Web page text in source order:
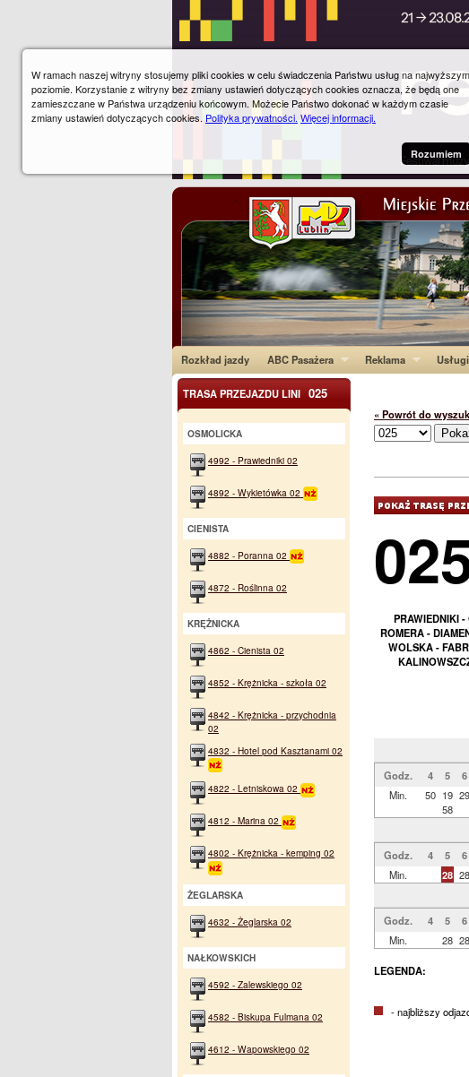
Rozkład jazdy ABC Pasażera Reklama Usługi
« Powrót do
PRAWIEDNIKI
ROMERA -
WOLSKA -
Godz.
4 5 6
Min.
50 19
58
29
Godz.
4 5 6
Min.
28 28
Godz.
4 5 6
Min.
28 28
LEGENDA:
- najbliższy
TRASA PRZEJAZDU LINI 025
OSMOLICKA
4992 - Prawiedniki 02
4892 - Wykietówka 02
CIENISTA
4882 - Poranna 02
4872 - Roślinna 02
KRĘŻNICKA
4862 - Cienista 02
4852 - Krężnicka - szkoła 02
4842 - Krężnicka - przychodnia
02
4832 - Hotel pod Kasztanami 02
4822 - Letniskowa 02
4812 - Marina 02
4802 - Krężnicka - kemping 02
ŻEGLARSKA
4632 - Żeglarska 02
NAŁKOWSKICH
4592 - Zalewskiego 02
4582 - Biskupa Fulmana 02
4612 - Wapowskiego 02
W ramach naszej witryny stosujemy pliki cookies w celu świadczenia Państwu usług na najwyższym
poziomie. Korzystanie z witryny bez zmiany ustawień dotyczących cookies oznacza, że będą one
zamieszczane w Państwa urządzeniu końcowym. Możecie Państwo dokonać w każdym czasie
zmiany ustawień dotyczących cookies. Polityka prywatności. Więcej informacji.
Rozumiem